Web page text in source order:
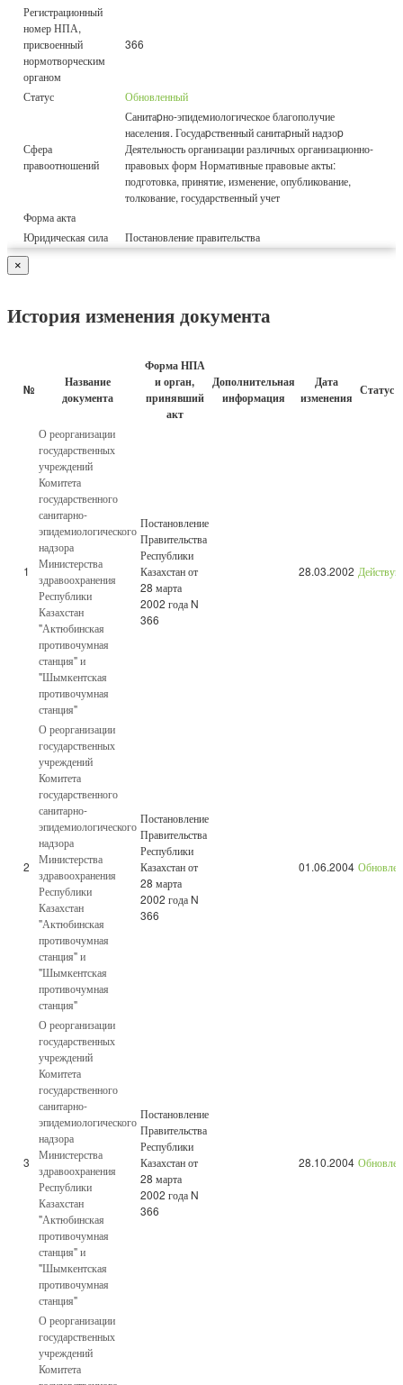
Регистрационный
номер НПА,
присвоенный
нормотворческим
органом
366
Статус Обновленный
Сфера
правоотношений
Санитаpно-эпидемиологическое благополучие
населения. Госудаpственный санитаpный надзоp
Деятельность организации различных организационно-
правовых форм Нормативные правовые акты:
подготовка, принятие, изменение, опубликование,
толкование, государственный учет
Форма акта
Юридическая сила
Постановление правительства
×
История изменения документа
№
Название
документа
Форма НПА
и орган,
принявший
акт
Дополнительная
информация
Дата
изменения Статус
1
О реорганизации
государственных
учреждений
Комитета
государственного
санитарно-
эпидемиологического
надзора
Министерства
здравоохранения
Республики
Казахстан
"Актюбинская
противочумная
станция" и
"Шымкентская
противочумная
станция"
Постановление
Правительства
Республики
Казахстан от
28 марта
2002 года N
366
28.03.2002
2
О реорганизации
государственных
учреждений
Комитета
государственного
санитарно-
эпидемиологического
надзора
Министерства
здравоохранения
Республики
Казахстан
"Актюбинская
противочумная
станция" и
"Шымкентская
противочумная
станция"
Постановление
Правительства
Республики
Казахстан от
28 марта
2002 года N
366
01.06.2004
3
О реорганизации
государственных
учреждений
Комитета
государственного
санитарно-
эпидемиологического
надзора
Министерства
здравоохранения
Республики
Казахстан
"Актюбинская
противочумная
станция" и
"Шымкентская
противочумная
станция"
Постановление
Правительства
Республики
Казахстан от
28 марта
2002 года N
366
28.10.2004
О реорганизации
государственных
учреждений
Комитета